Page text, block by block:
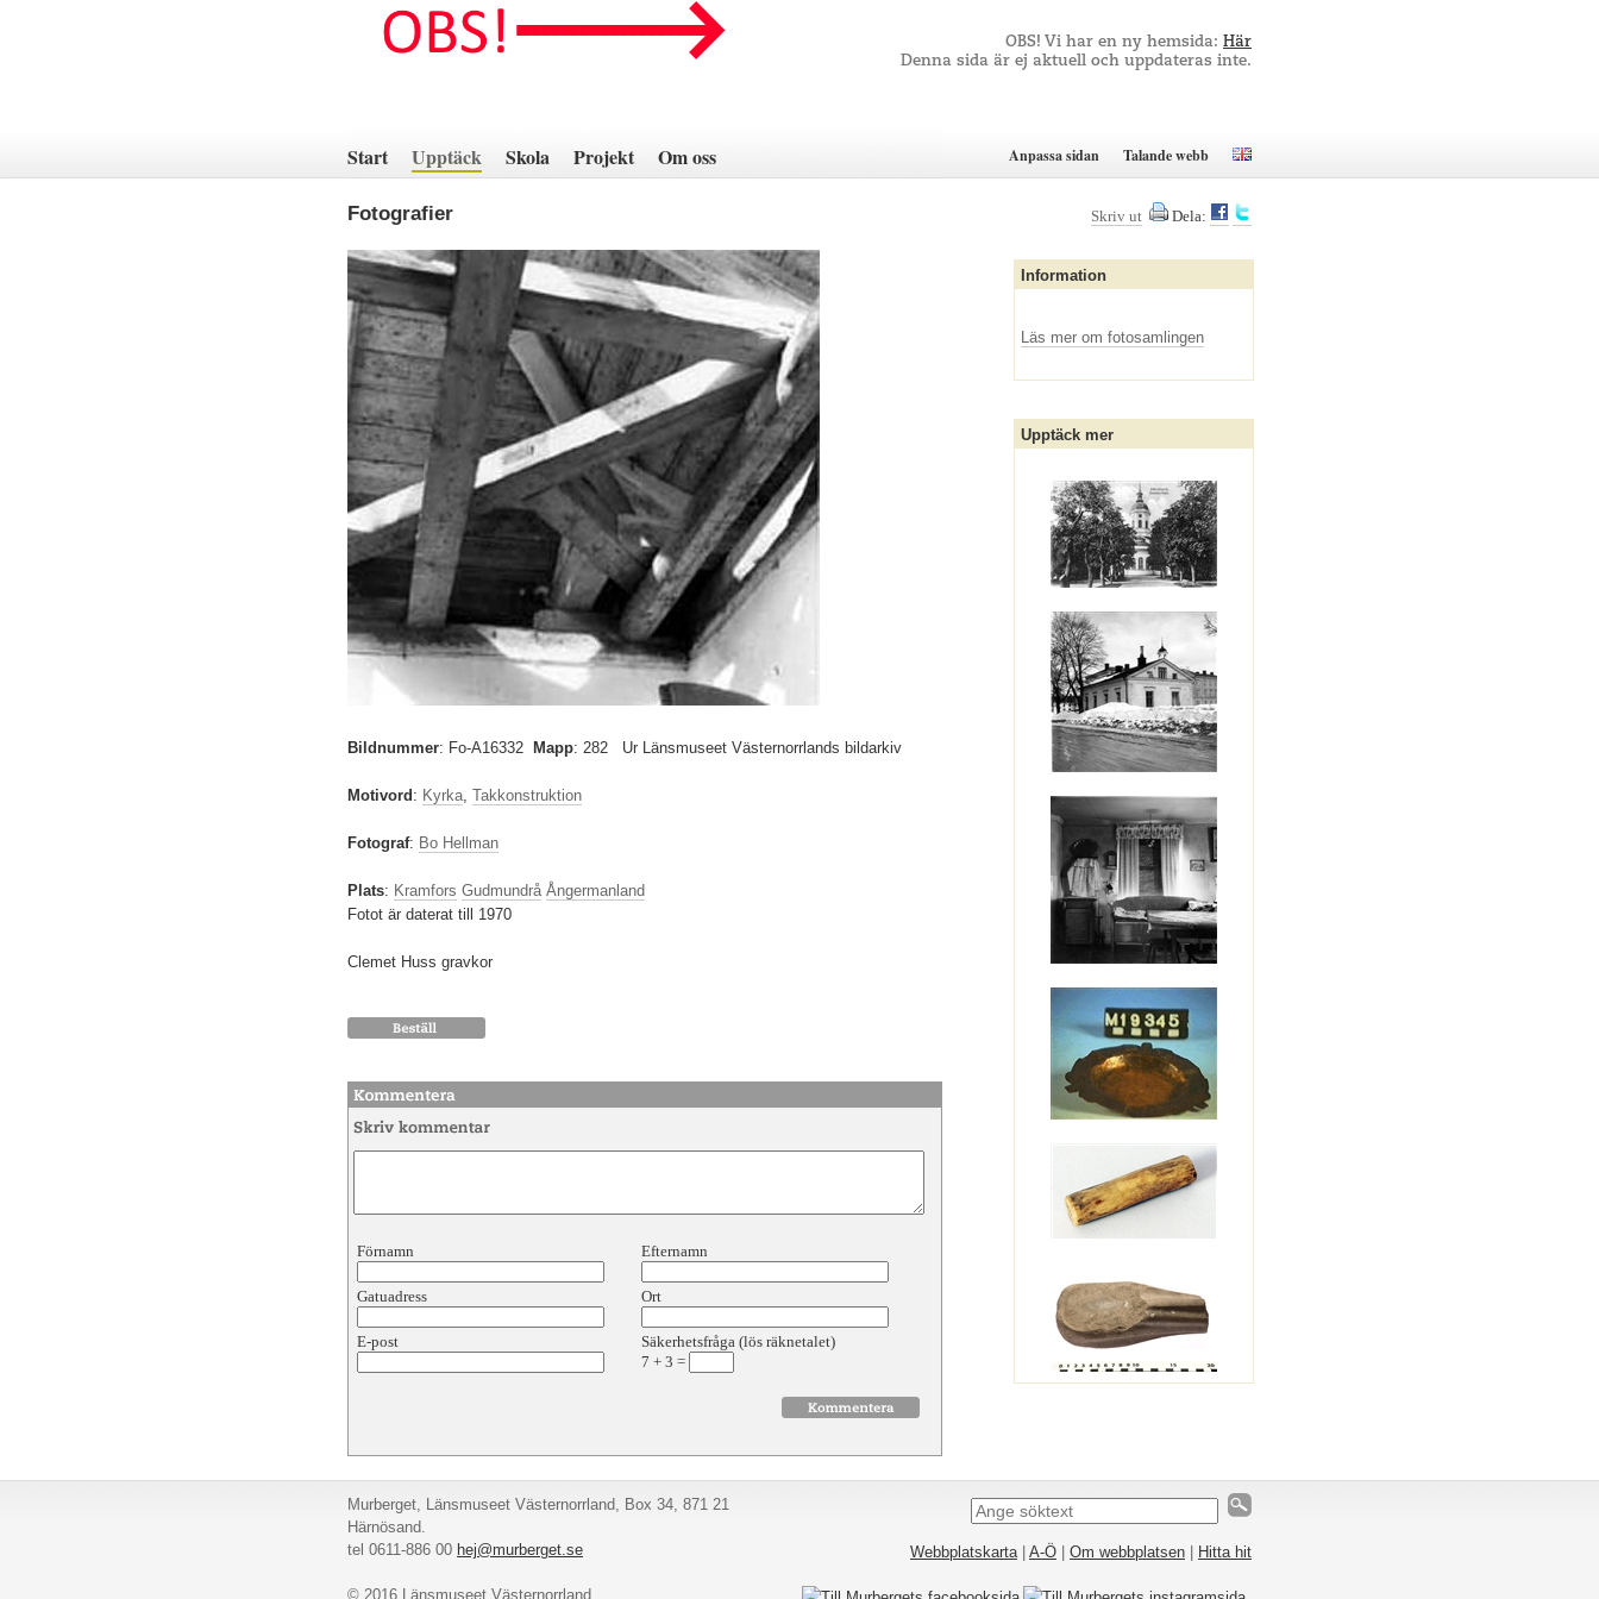
innehåll
OBS! Vi har en ny hemsida: Här
Denna sida är ej aktuell och uppdateras inte.
Start Upptäck Skola Projekt Om oss Anpassa sidan Talande webb
Fotografier
Bildnummer: Fo-A16332 Mapp: 282 Ur Länsmuseet Västernorrlands bildarkiv
Motivord : Kyrka, Takkonstruktion
Fotograf: Bo Hellman
Plats: Kramfors Gudmundrå Ångermanland
Fotot är daterat till 1970
Clemet Huss gravkor
Förnamn Efternamn
Gatuadress Ort
E-post
Säkerhetsfråga (lös räknetalet)
7 + 3 =
Skriv ut Dela:
Information
Läs mer om fotosamlingen
Upptäck mer
Murberget, Länsmuseet Västernorrland, Box 34, 871 21
Härnösand.
tel 0611-886 00 hej@murberget.se
© 2016 Länsmuseet Västernorrland
Webbplatskarta| A-Ö Om webbplatsen Hitta hit